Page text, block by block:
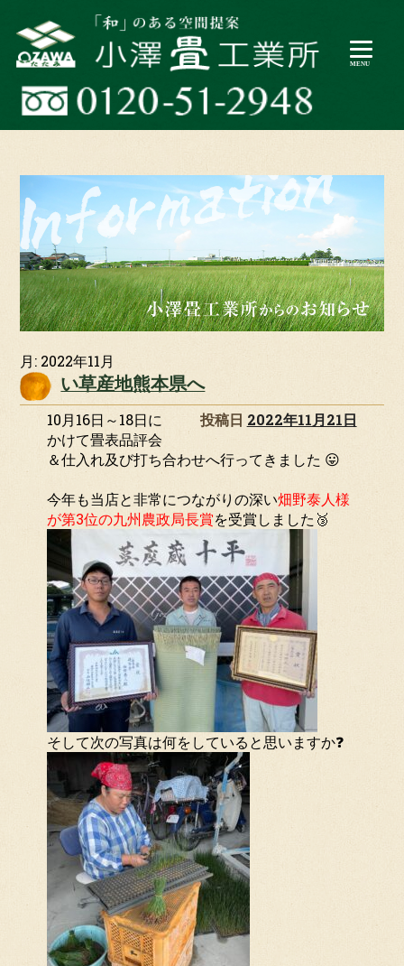
月: 2022年11月
い草産地熊本県へ
投稿日 2022年11月21日
10月16日～18日に
かけて畳表品評会
＆仕入れ及び打ち合わせへ行ってきました 😛
今年も当店と非常につながりの深い畑野泰人様
が第3位の九州農政局長賞を受賞しました🥉
そして次の写真は何をしていると思いますか❓